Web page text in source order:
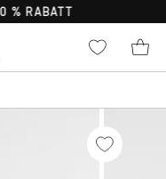
% RABATT